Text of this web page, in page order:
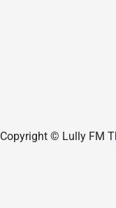
Copyright © Lully FM